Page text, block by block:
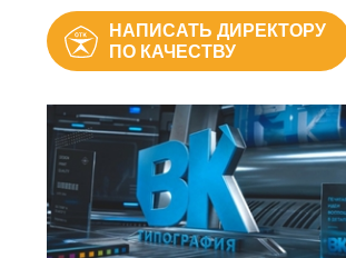
НАПИСАТЬ ДИРЕКТОРУ
ПО КАЧЕСТВУ